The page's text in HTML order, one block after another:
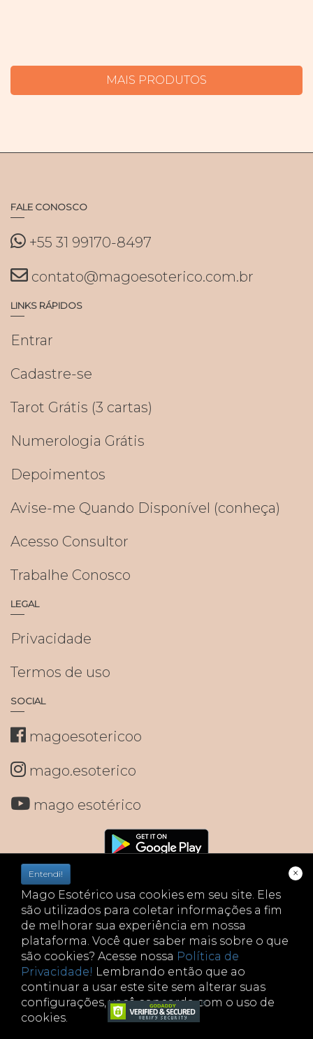
MAIS PRODUTOS
×
Entendi!
Mago Esotérico usa cookies em seu site. Eles
são utilizados para coletar informações a fim
de melhorar sua experiência em nossa
plataforma. Você quer saber mais sobre o que
são cookies? Acesse nossa Política de
Privacidade! Lembrando então que ao
continuar a usar este site sem alterar suas
configurações, você concorda com o uso de
cookies.
FALE CONOSCO
+55 31 99170-8497
contato@magoesoterico.com.br
LINKS RÁPIDOS
Entrar
Cadastre-se
Tarot Grátis (3 cartas)
Numerologia Grátis
Depoimentos
Avise-me Quando Disponível (conheça)
Acesso Consultor
Trabalhe Conosco
LEGAL
Privacidade
Termos de uso
SOCIAL
magoesotericoo
mago.esoterico
mago esotérico